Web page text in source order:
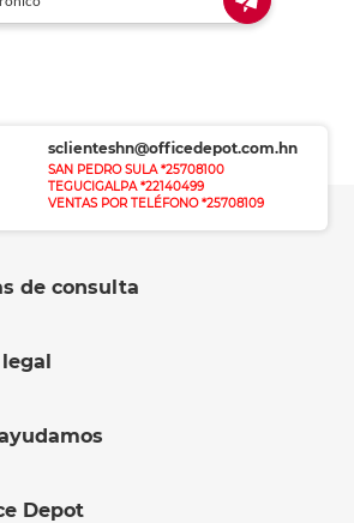
sclienteshn@officedepot.com.hn
SAN PEDRO SULA *25708100
TEGUCIGALPA *22140499
VENTAS POR TELÉFONO *25708109
de consulta
Depot